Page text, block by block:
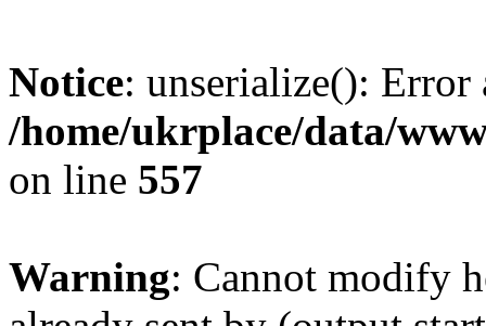
Notice: unserialize():
/home/ukrplace/data/
on line 557
Warning: Cannot modify